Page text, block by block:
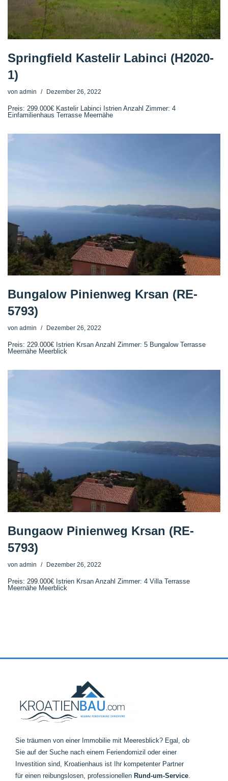
Springfield Kastelir Labinci (H2020-
1)
von admin Dezember 26, 2022
Preis: 299.000€ Kastelir Labinci Istrien Anzahl Zimmer: 4
Einfamilienhaus Terrasse Meernähe
Bungalow Pinienweg Krsan (RE-
5793)
von admin Dezember 26, 2022
Preis: 229.000€ Istrien Krsan Anzahl Zimmer: 5 Bungalow Terrasse
Meernähe Meerblick
Bungaow Pinienweg Krsan (RE-
5793)
von admin Dezember 26, 2022
Preis: 299.000€ Istrien Krsan Anzahl Zimmer: 4 Villa Terrasse
Meernähe Meerblick
Sie träumen von einer Immobilie mit Meeresblick? Egal, ob
Sie auf der Suche nach einem Feriendomizil oder einer
Investition sind, Kroatienhaus ist Ihr kompetenter Partner
für einen reibungslosen, professionellen Rund-um-Service.